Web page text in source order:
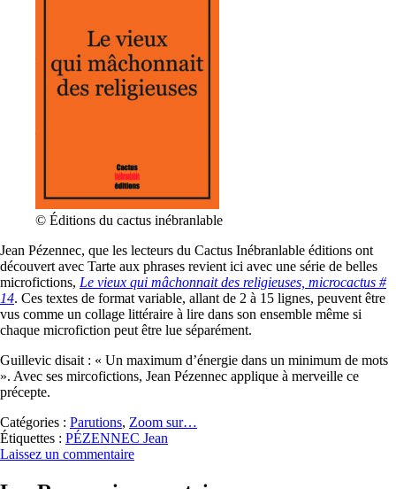
© Éditions du cactus inébranlable
Jean Pézennec, que les lecteurs du Cactus Inébranlable éditions ont
découvert avec Tarte aux phrases revient ici avec une série de belles
microfictions, Le vieux qui mâchonnait des religieuses, microcactus #
14. Ces textes de format variable, allant de 2 à 15 lignes, peuvent être
vus comme un collage littéraire à lire dans son ensemble même si
chaque microfiction peut être lue séparément.
Guillevic disait : « Un maximum d’énergie dans un minimum de mots
». Avec ses mircofictions, Jean Pézennec applique à merveille ce
précepte.
Catégories : Parutions, Zoom sur…
Étiquettes : PÉZENNEC Jean
Laissez un commentaire